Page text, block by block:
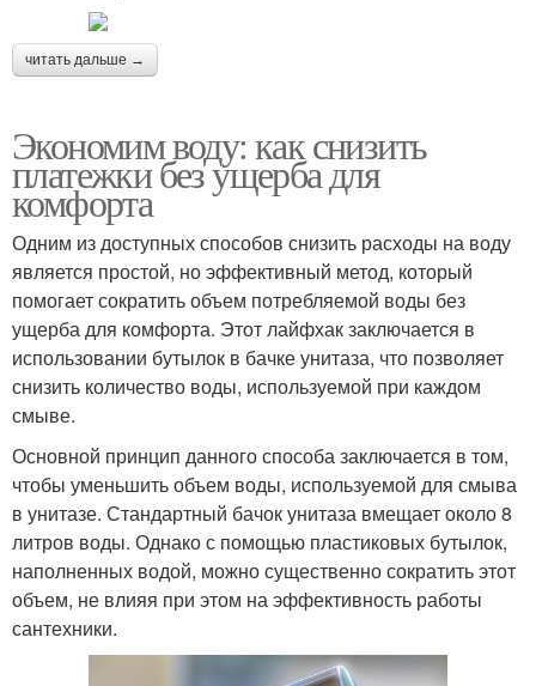
читать дальше →
Экономим воду: как снизить
платежки без ущерба для
комфорта
Одним из доступных способов снизить расходы на воду
является простой, но эффективный метод, который
помогает сократить объем потребляемой воды без
ущерба для комфорта. Этот лайфхак заключается в
использовании бутылок в бачке унитаза, что позволяет
снизить количество воды, используемой при каждом
смыве.
Основной принцип данного способа заключается в том,
чтобы уменьшить объем воды, используемой для смыва
в унитазе. Стандартный бачок унитаза вмещает около 8
литров воды. Однако с помощью пластиковых бутылок,
наполненных водой, можно существенно сократить этот
объем, не влияя при этом на эффективность работы
сантехники.